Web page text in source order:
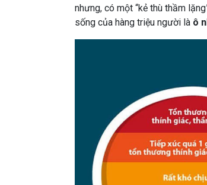
nhưng, có một “kẻ thù thầm
sống của hàng triệu người là ô